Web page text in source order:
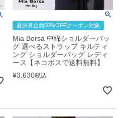
夏決算企画50%OFFクーポン対象
Mia Borsa 中綿ショルダーバッ
グ 選べるストラップ キルティ
ング ショルダーバッグ レディ
ース【ネコポスで送料無料】
¥3,630税込